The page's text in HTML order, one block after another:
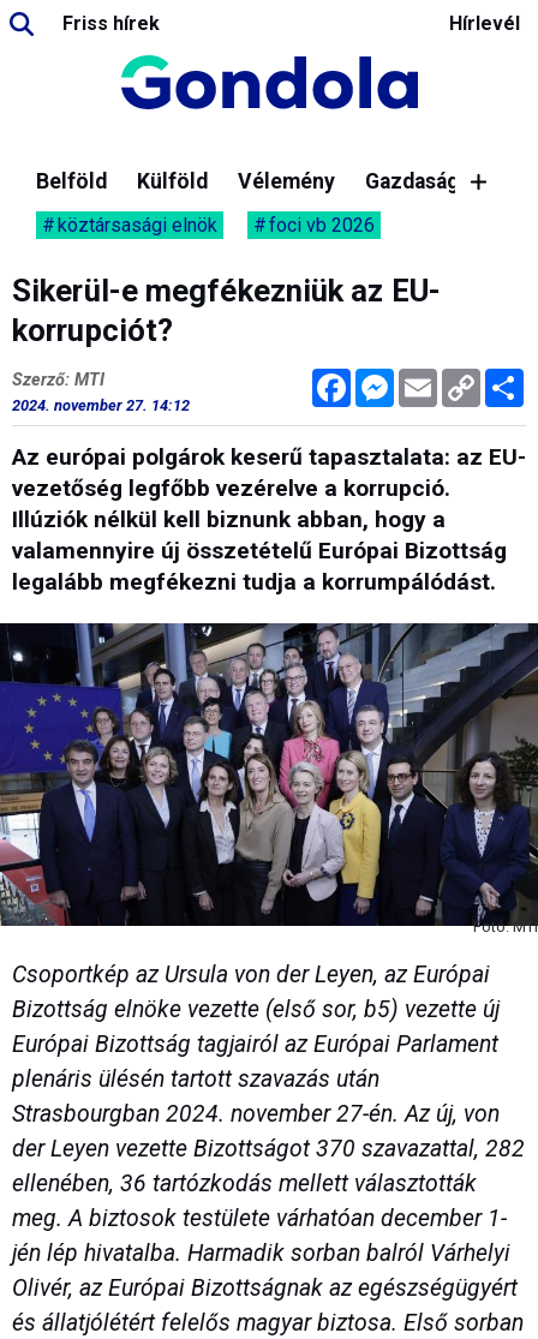
Friss hírek Hírlevél
Belföld Külföld Vélemény Gazdaság
köztársasági elnök foci vb 2026
Sikerül-e megfékezniük az EU-
korrupciót?
FacebookMessenger
Email Copy
Link
Szerző: MTI
2024. november 27. 14:12
Az európai polgárok keserű tapasztalata: az EU-
vezetőség legfőbb vezérelve a korrupció.
Illúziók nélkül kell biznunk abban, hogy a
valamennyire új összetételű Európai Bizottság
legalább megfékezni tudja a korrumpálódást.
Fotó: MTI
Csoportkép az Ursula von der Leyen, az Európai
Bizottság elnöke vezette (első sor, b5) vezette új
Európai Bizottság tagjairól az Európai Parlament
plenáris ülésén tartott szavazás után
Strasbourgban 2024. november 27-én. Az új, von
der Leyen vezette Bizottságot 370 szavazattal, 282
ellenében, 36 tartózkodás mellett választották
meg. A biztosok testülete várhatóan december 1-
jén lép hivatalba. Harmadik sorban balról Várhelyi
Olivér, az Európai Bizottságnak az egészségügyért
és állatjólétért felelős magyar biztosa. Első sorban